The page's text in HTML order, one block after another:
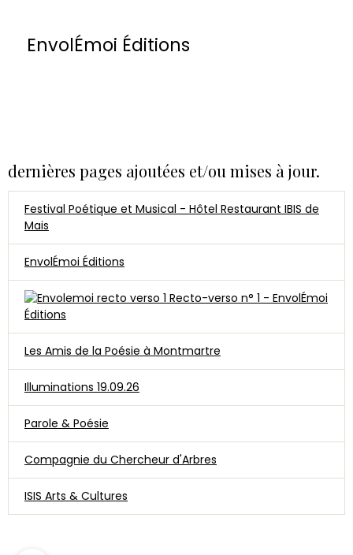
EnvolÉmoi Éditions
dernières pages ajoutées et/ou mises à jour.
Festival Poétique et Musical - Hôtel Restaurant IBIS de
Mais
EnvolÉmoi Éditions
Recto-verso n° 1 - EnvolÉmoi
Éditions
Les Amis de la Poésie à Montmartre
Illuminations 19.09.26
Parole & Poésie
Compagnie du Chercheur d'Arbres
ISIS Arts & Cultures